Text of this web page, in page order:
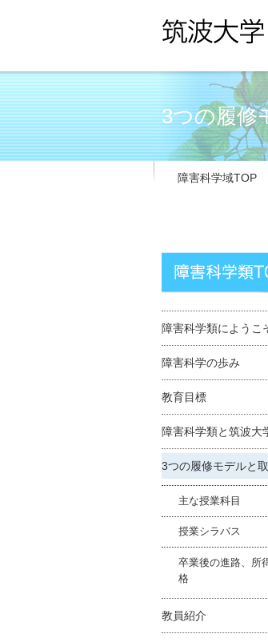
3つの履修
障害科学域TOP
障害科学類にようこ
障害科学の歩み
教育目標
障害科学類と筑波大
3つの履修モデルと
主な授業科目
授業シラバス
卒業後の進路、所
格
教員紹介